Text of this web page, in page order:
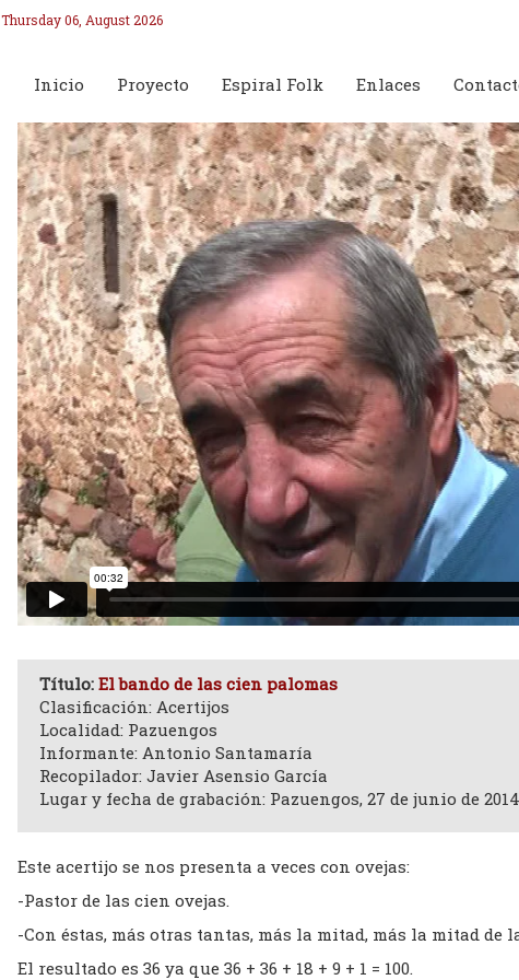
Thursday 06, August 2026
Inicio Proyecto Espiral Folk Enlaces
Título: El bando de las cien palomas
Clasificación: Acertijos
Localidad: Pazuengos
Informante: Antonio Santamaría
Recopilador: Javier Asensio García
Lugar y fecha de grabación: Pazuengos, 27 de junio de 2014
Este acertijo se nos presenta a veces con ovejas:
-Pastor de las cien ovejas.
-Con éstas, más otras tantas, más la mitad, más la mitad de
El resultado es 36 ya que 36 + 36 + 18 + 9 + 1 = 100.